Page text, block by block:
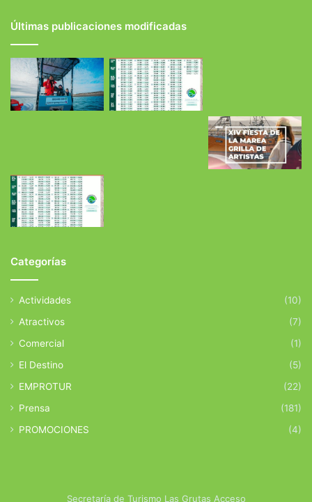
Últimas publicaciones modificadas
Categorías
Actividades
(10)
Atractivos
(7)
Comercial
(1)
El Destino
(5)
EMPROTUR
(22)
Prensa
(181)
PROMOCIONES
(4)
Secretaría de Turismo Las Grutas Acceso